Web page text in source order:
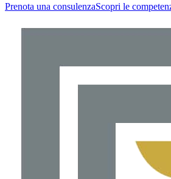
Prenota una consulenzaScopri le